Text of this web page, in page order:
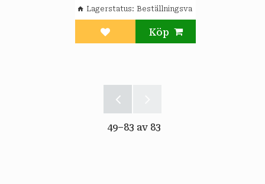
Lägg till i favoriter
Lagerstatus Beställningsvara
49–83 av 83